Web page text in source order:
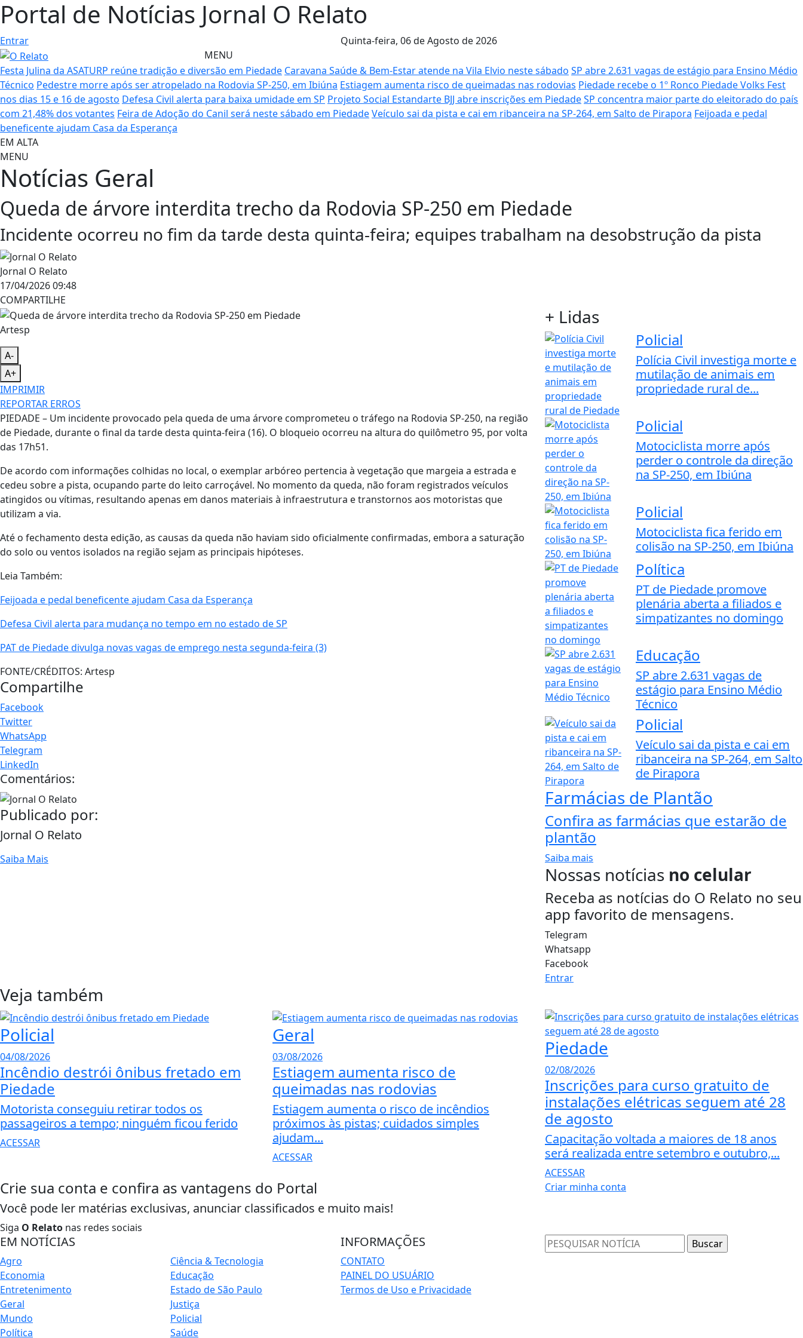
Portal de Notícias Jornal O Relato
Entrar Quinta-feira, 06 de Agosto de 2026
MENU
Festa Julina da ASATURP reúne tradição e diversão em Piedade Caravana Saúde & Bem-Estar atende na Vila Elvio neste sábado SP abre 2.631 vagas de estágio para Ensino Médio
Técnico Pedestre morre após ser atropelado na Rodovia SP-250, em Ibiúna Estiagem aumenta risco de queimadas nas rodovias Piedade recebe o 1º Ronco Piedade Volks Fest
nos dias 15 e 16 de agosto Defesa Civil alerta para baixa umidade em SP Projeto Social Estandarte BJJ abre inscrições em PiedadeSP concentra maior parte do eleitorado do país
com 21,48% dos votantes Feira de Adoção do Canil será neste sábado em PiedadeVeículo sai da pista e cai em ribanceira na SP-264, em Salto de Pirapora Feijoada e pedal
beneficente ajudam Casa da Esperança
EM ALTA
MENU
Notícias Geral
Queda de árvore interdita trecho da Rodovia SP-250 em Piedade
Incidente ocorreu no fim da tarde desta quinta-feira; equipes trabalham na desobstrução da pista
Jornal O Relato
17/04/2026 09:48
COMPARTILHE
Artesp
A-
A+
IMPRIMIR
REPORTAR ERROS
PIEDADE – Um incidente provocado pela queda de uma árvore comprometeu o tráfego na Rodovia SP-250, na região
de Piedade, durante o final da tarde desta quinta-feira (16). O bloqueio ocorreu na altura do quilômetro 95, por volta
das 17h51.
​De acordo com informações colhidas no local, o exemplar arbóreo pertencia à vegetação que margeia a estrada e
cedeu sobre a pista, ocupando parte do leito carroçável. No momento da queda, não foram registrados veículos
atingidos ou vítimas, resultando apenas em danos materiais à infraestrutura e transtornos aos motoristas que
utilizam a via.
Até o fechamento desta edição, as causas da queda não haviam sido oficialmente confirmadas, embora a saturação
do solo ou ventos isolados na região sejam as principais hipóteses.
Leia Também:
Feijoada e pedal beneficente ajudam Casa da Esperança
Defesa Civil alerta para mudança no tempo em no estado de SP
PAT de Piedade divulga novas vagas de emprego nesta segunda-feira (3)
FONTE/CRÉDITOS: Artesp
Compartilhe
Facebook
Twitter
WhatsApp
Telegram
LinkedIn
Comentários:
Publicado por:
Jornal O Relato
Saiba Mais
+ Lidas
Policial
Polícia Civil investiga morte e
mutilação de animais em
propriedade rural de...
Policial
Motociclista morre após
perder o controle da direção
na SP-250, em Ibiúna
Policial
Motociclista fica ferido em
colisão na SP-250, em Ibiúna
Política
PT de Piedade promove
plenária aberta a filiados e
simpatizantes no domingo
Educação
SP abre 2.631 vagas de
estágio para Ensino Médio
Técnico
Policial
Veículo sai da pista e cai em
ribanceira na SP-264, em Salto
de Pirapora
Farmácias de Plantão
Confira as farmácias que estarão de
plantão
Saiba mais
Nossas notícias no celular
Receba as notícias do O Relato no seu
app favorito de mensagens.
Telegram
Whatsapp
Facebook
Entrar
Veja também
Policial
04/08/2026
Incêndio destrói ônibus fretado em
Piedade
Motorista conseguiu retirar todos os
passageiros a tempo; ninguém ficou ferido
ACESSAR
Geral
03/08/2026
Estiagem aumenta risco de
queimadas nas rodovias
Estiagem aumenta o risco de incêndios
próximos às pistas; cuidados simples
ajudam...
ACESSAR
Piedade
02/08/2026
Inscrições para curso gratuito de
instalações elétricas seguem até 28
de agosto
Capacitação voltada a maiores de 18 anos
será realizada entre setembro e outubro,...
ACESSAR
Crie sua conta e confira as vantagens do Portal
Você pode ler matérias exclusivas, anunciar classificados e muito mais!
Criar minha conta
Siga O Relato nas redes sociais
EM NOTÍCIAS
Agro
Ciência & Tecnologia
Economia
Educação
Entretenimento
Estado de São Paulo
Geral
Justiça
Mundo
Policial
Política
Saúde
INFORMAÇÕES
CONTATO
PAINEL DO USUÁRIO
Termos de Uso e Privacidade